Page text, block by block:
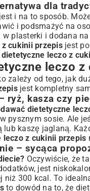
dla
i na to sposób.
i podsmażyć na
plasterki i dodana
cukinii przepisjest po
dietetyczne leczo z
leczo z
zależy od tego, jak
jest kompletny
ryż, kasza czy
dietetyczne
pysznym sosie. Ale
kaszę jaglaną.
leczo z cukinii przepis
– sycąca
Oczywiście, że
jest
300 kcal. To
to dowód na to, że